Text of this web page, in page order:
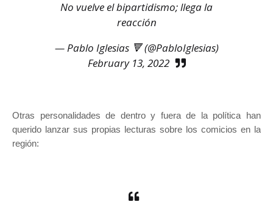
No vuelve el bipartidismo; llega la
reacción
— Pablo Iglesias 🔻 (@PabloIglesias)
February 13, 2022
Otras personalidades de dentro y fuera de la política han
querido lanzar sus propias lecturas sobre los comicios en la
región: